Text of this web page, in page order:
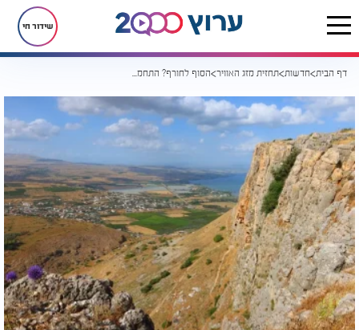
שידור חי
דף הבית חדשות תחזית מזג האוויר הסוף לחורף? התחממות הדרגתית בתחילת השבוע